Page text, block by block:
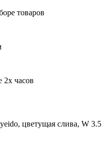
товаров
2х часов
цветущая слива, W 3.5